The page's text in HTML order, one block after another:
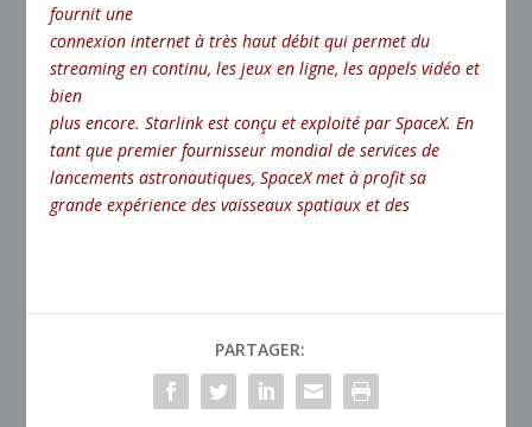
fournit une
connexion internet à très haut débit qui permet du
streaming en continu, les jeux en ligne, les appels vidéo et
bien
plus encore. Starlink est conçu et exploité par SpaceX. En
tant que premier fournisseur mondial de services de
lancements astronautiques, SpaceX met à profit sa
grande expérience des vaisseaux spatiaux et des
PARTAGER: